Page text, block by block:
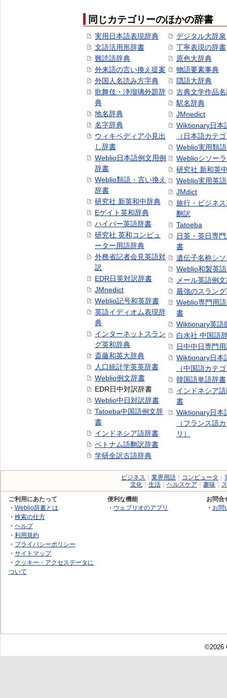
同じカテゴリーのほかの辞書
実用日本語表現辞典
文語活用形辞書
難読語辞典
外来語の言い換え提案
外国人名読み方字典
歌舞伎・浄瑠璃外題辞
典
地名辞典
名字辞典
ウィキペディア小見出
し辞書
Weblio日本語例文用例
辞書
Weblio類語・言い換え
辞書
研究社 新英和中辞典
Eゲイト英和辞典
ハイパー英語辞書
研究社 英和コンピュ
ーター用語辞典
外務省記者会見英語対
訳
EDR日英対訳辞書
JMnedict
Weblio記号和英辞書
英語イディオム表現辞
典
インターネットスラン
グ英和辞典
斎藤和英大辞典
人口統計学英英辞書
Weblio例文辞書
EDR日中対訳辞書
Weblio中日対訳辞書
Tatoeba中国語例文辞
書
インドネシア語辞書
ベトナム語翻訳辞書
学研全訳古語辞典
デジタル大辞泉
丁寧表現の辞書
原色大辞典
物語要素事典
隠語大辞典
古典文学作品
駅名辞典
JMnedict
Wiktionary日本
（日本語カテ
Weblio実用類
Weblioシソー
研究社 新和英
Weblio実用英
JMdict
旅行・ビジネ
翻訳
Tatoeba
日英・英日専
書
遺伝子名称シ
Weblio和製英
メール英語例
最強のスラン
Weblio専門用
書
Wiktionary英語
白水社 中国語
日中中日専門
Wiktionary日本
（中国語カテ
韓国語単語辞書
インドネシア
書
Wiktionary日本
（フランス語
リ）
ビジネス 業界用語 コンピュータ
文化
生活 ヘルスケア 趣味
ご利用にあたって
・ Weblio辞書とは
・ 検索の仕方
・ ヘルプ
・ 利用規約
・ プライバシーポリシー
・ サイトマップ
・ クッキー・アクセスデータに
ついて
便利な機能
・ ウェブリオのアプリ
お問合
・ お問
©2026